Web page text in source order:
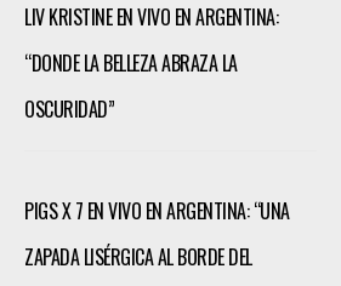
LIV KRISTINE EN VIVO EN ARGENTINA:
“DONDE LA BELLEZA ABRAZA LA
OSCURIDAD”
PIGS X 7 EN VIVO EN ARGENTINA: “UNA
ZAPADA LISÉRGICA AL BORDE DEL